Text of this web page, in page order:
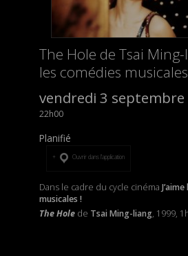
The Hole de Tsai Ming-
les comédies
vendredi 3 septembre
22h00
Planifié
Ouvrir dans l’application
Dans le cadre du cycle cinéma
musicales !
The Holede Tsai Ming-liang, 1999,